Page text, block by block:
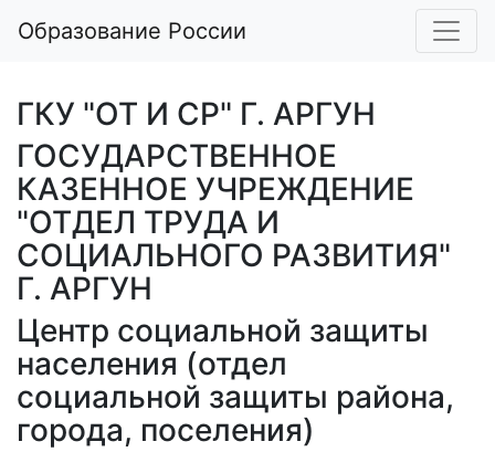
Образование России
ГКУ "ОТ И СР" Г. АРГУН
ГОСУДАРСТВЕННОЕ
КАЗЕННОЕ УЧРЕЖДЕНИЕ
"ОТДЕЛ ТРУДА И
СОЦИАЛЬНОГО РАЗВИТИЯ"
Г. АРГУН
Центр социальной защиты
населения (отдел
социальной защиты района,
города, поселения)